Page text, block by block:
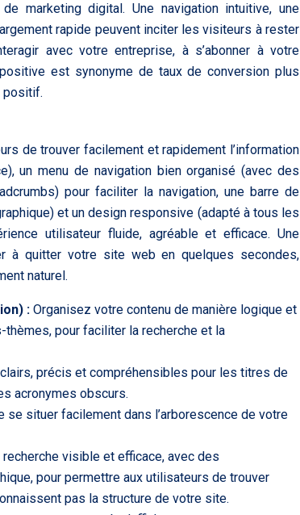
marketing digital. Une navigation intuitive, une
rapide peuvent inciter les visiteurs à rester
avec votre entreprise, à s’abonner à votre
est synonyme de taux de conversion plus
positif.
de trouver facilement et rapidement l’information
un menu de navigation bien organisé (avec des
pour faciliter la navigation, une barre de
et un design responsive (adapté à tous les
utilisateur fluide, agréable et efficace. Une
à quitter votre site web en quelques secondes,
naturel.
: Organisez votre contenu de manière logique et
pour faciliter la recherche et la
précis et compréhensibles pour les titres de
acronymes obscurs.
se situer facilement dans l’arborescence de votre
visible et efficace, avec des
pour permettre aux utilisateurs de trouver
pas la structure de votre site.